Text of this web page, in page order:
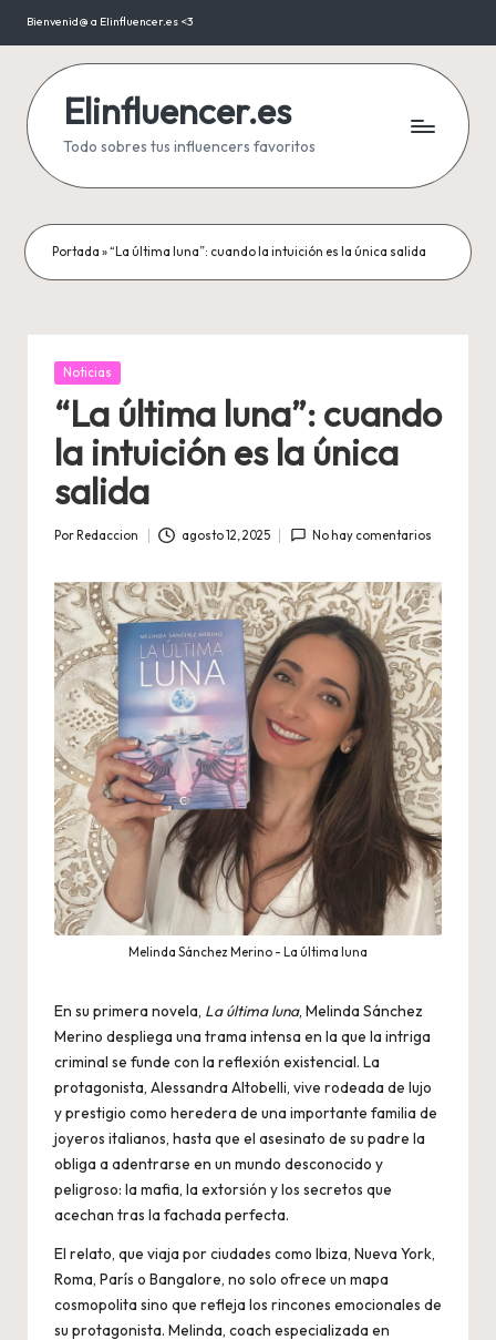
Saltar
contenido
Bienvenid@ a Elinfluencer.es <3
Elinfluencer.es
Todo sobres tus influencers favoritos
Portada »“La última luna”: cuando la intuición es la única salida
Publicada
Noticias
“La última luna”: cuando
la intuición es la única
salida
Por Redaccion agosto 12, 2025 No hay comentarios
Melinda Sánchez Merino - La última luna
En su primera novela, La última luna, Melinda Sánchez
Merino despliega una trama intensa en la que la intriga
criminal se funde con la reflexión existencial. La
protagonista, Alessandra Altobelli, vive rodeada de lujo
y prestigio como heredera de una importante familia de
joyeros italianos, hasta que el asesinato de su padre la
obliga a adentrarse en un mundo desconocido y
peligroso: la mafia, la extorsión y los secretos que
acechan tras la fachada perfecta.
El relato, que viaja por ciudades como Ibiza, Nueva York,
Roma, París o Bangalore, no solo ofrece un mapa
cosmopolita sino que refleja los rincones emocionales de
su protagonista. Melinda, coach especializada en